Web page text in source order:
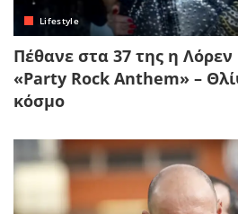
Lifestyle
Πέθανε στα 37 της η
«Party Rock Anthem» –
κόσμο